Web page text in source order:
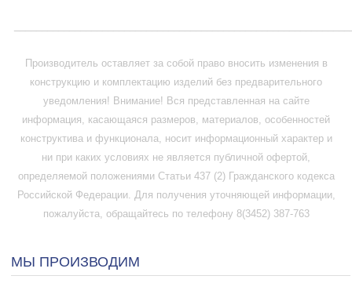
Производитель оставляет за собой право вносить изменения в
конструкцию и комплектацию изделий без предварительного
уведомления! Внимание! Вся представленная на сайте
информация, касающаяся размеров, материалов, особенностей
конструктива и функционала, носит информационный характер и
ни при каких условиях не является публичной офертой,
определяемой положениями Статьи 437 (2) Гражданского кодекса
Российской Федерации. Для получения уточняющей информации,
пожалуйста, обращайтесь по телефону 8(3452) 387-763
МЫ ПРОИЗВОДИМ